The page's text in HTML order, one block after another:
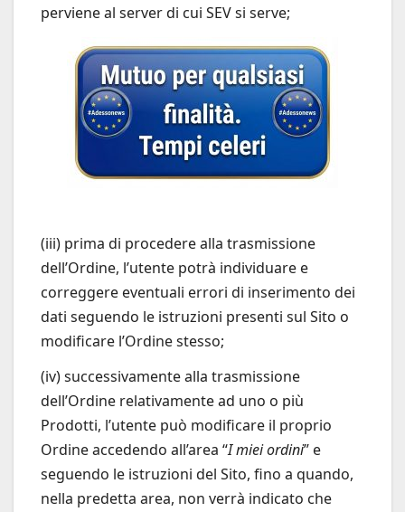
perviene al server di cui SEV si serve;
(iii) prima di procedere alla trasmissione
dell’Ordine, l’utente potrà individuare e
correggere eventuali errori di inserimento dei
dati seguendo le istruzioni presenti sul Sito o
modificare l’Ordine stesso;
(iv) successivamente alla trasmissione
dell’Ordine relativamente ad uno o più
Prodotti, l’utente può modificare il proprio
Ordine accedendo all’area “I miei ordini” e
seguendo le istruzioni del Sito, fino a quando,
nella predetta area, non verrà indicato che